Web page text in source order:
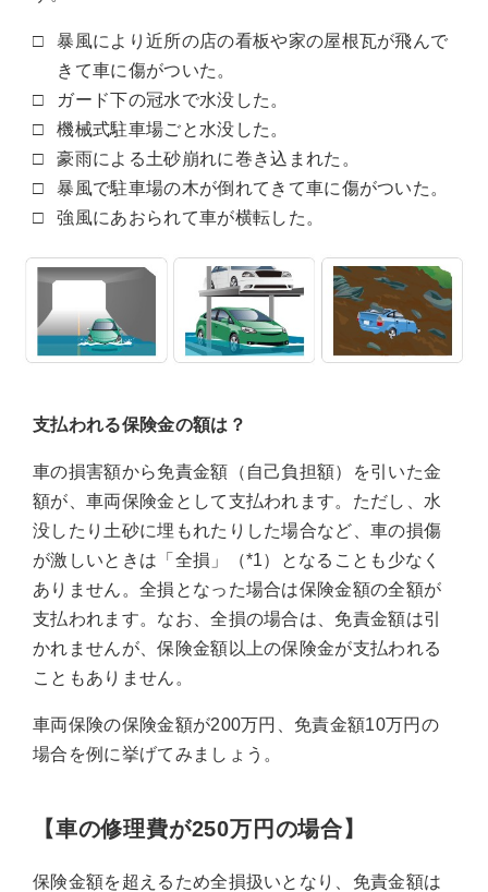
暴風により近所の店の看板や家の屋根瓦が飛んで
きて車に傷がついた。
ガード下の冠水で水没した。
機械式駐車場ごと水没した。
豪雨による土砂崩れに巻き込まれた。
暴風で駐車場の木が倒れてきて車に傷がついた。
強風にあおられて車が横転した。
支払われる保険金の額は？
車の損害額から免責金額（自己負担額）を引いた金
額が、車両保険金として支払われます。ただし、水
没したり土砂に埋もれたりした場合など、車の損傷
が激しいときは「全損」（*1）となることも少なく
ありません。全損となった場合は保険金額の全額が
支払われます。なお、全損の場合は、免責金額は引
かれませんが、保険金額以上の保険金が支払われる
こともありません。
車両保険の保険金額が200万円、免責金額10万円の
場合を例に挙げてみましょう。
【車の修理費が250万円の場合】
保険金額を超えるため全損扱いとなり、免責金額は